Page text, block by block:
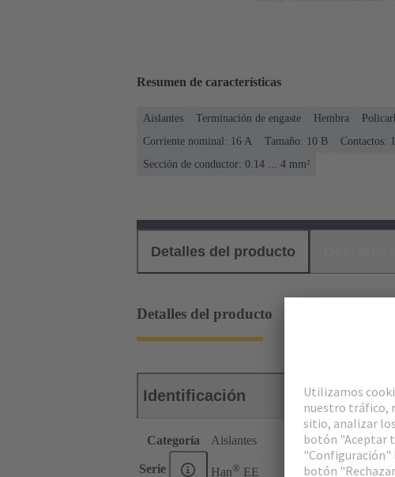
Resumen de características
Aislantes Terminación de engaste Hembra
Corriente nominal: ‌16 A
Tamaño: 10 B
Contactos:
Sección de conductor: 0.14 ... 4 mm²
Detalles del producto
Detalles del producto
Identificación
Categoría Aislantes
Serie Han® EE